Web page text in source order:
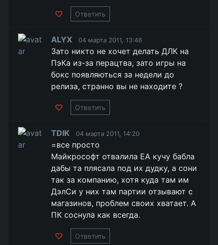
Ответить
ALYX 04 марта 2011, 13:46
Зато никто не хочет делать ДЛК на
ПэКа из-за перацтва, зато игры на
бокс появляються за недели до
релиза, странно вы не находите ?
Ответить
TDIK 04 марта 2011, 14:20
=все просто
Майкрософт отвалила ЕА кучу бабла
дабы та плясала под их дудку, a сони
так за компанию, хотя куда там им
ДэлСи у них там партии отзывают с
магазинов, проблем своих хватает. А
ПК соснула как всегда.
Ответить